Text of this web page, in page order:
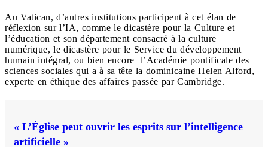
Au Vatican, d’autres institutions participent à cet élan de
réflexion sur l’IA, comme le dicastère pour la Culture et
l’éducation et son département consacré à la culture
numérique, le dicastère pour le Service du développement
humain intégral, ou bien encore l’Académie pontificale des
sciences sociales qui a à sa tête la dominicaine Helen Alford,
experte en éthique des affaires passée par Cambridge.
« L’Église peut ouvrir les esprits sur l’intelligence
artificielle »